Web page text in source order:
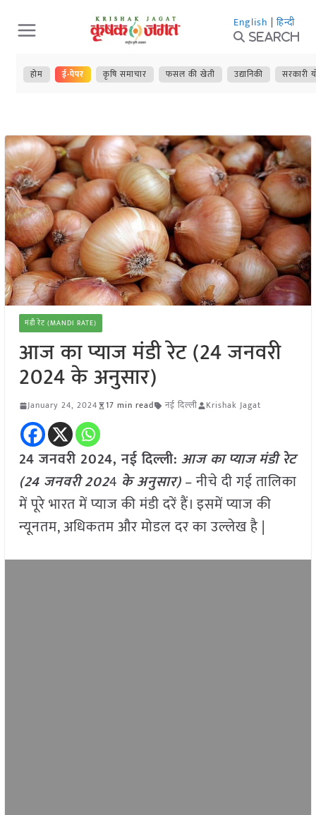
Skip
to
content
English | हिन्दी
Search
होम ई-पेपर कृषि समाचार फसल की खेती उद्यानिकी सरकारी
मंडी रेट (MANDI RATE)
आज का प्याज मंडी रेट (24 जनवरी
2024 के अनुसार)
January 24, 2024 17 min read नई दिल्ली Krishak Jagat
24 जनवरी 2024, नई दिल्ली: आज का प्याज मंडी रेट
(24 जनवरी2024 के अनुसार)– नीचे दी गई तालिका
में पूरे भारत में प्याज की मंडी दरें हैं। इसमें प्याज की
न्यूनतम, अधिकतम और मोडल दर का उल्लेख है |